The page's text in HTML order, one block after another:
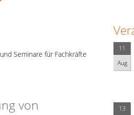
Seminare für Fachkräfte
von
11
Aug
13